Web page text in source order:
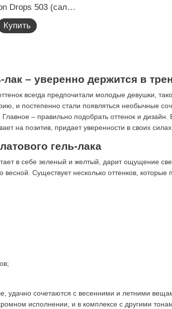
– уверенно держится в
всегда предпочитали молодые девушки,
и постепенно стали появляться необычные
– правильно подобрать оттенок и
на позитив, придает уверенности в своих
гель-лака
в себе зеленый и желтый, дарит ощущение
Существует несколько оттенков,
удачно сочетаются с весенними и летними
исполнении, и в комплексе с другими
Гель-лак GLOSS Lemon Drops 503 (салатовый неоновый), 5 мл
Купить